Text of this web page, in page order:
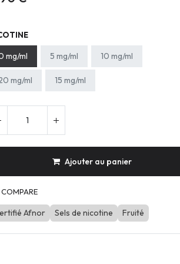
mg/ml 5 mg/ml 10 mg/ml
mg/ml 15 mg/ml
Ajouter au panier
COMPARE
Afnor Sels de nicotine Fruité